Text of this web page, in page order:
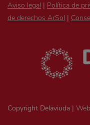
Aviso legal | Política de
de derechos ArSol |
Copyright Delaviuda |